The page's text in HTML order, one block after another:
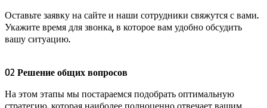
Оставьте заявку на сайте и наши сотрудники свяжутся с вами.
Укажите время для звонка, в которое вам удобно обсудить
вашу ситуацию.
02 Решение общих вопросов
На этом этапы мы постараемся подобрать оптимальную
стратегию, которая наиболее полноценно отвечает вашим